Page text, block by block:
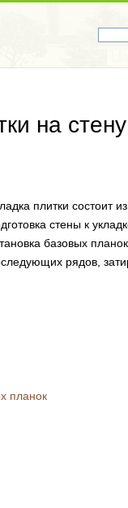
на
плитки состоит
стены к
базовых
рядов,
планок